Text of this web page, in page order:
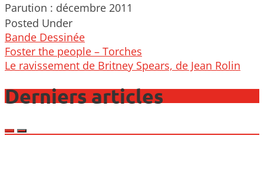
Parution : décembre 2011
Posted Under
Bande Dessinée
Post
navigation
Foster the people – Torches
Le ravissement de Britney Spears, de Jean Rolin
Derniers articles